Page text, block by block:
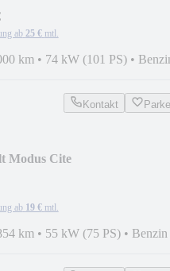
ab 25 € mtl.
km • 74 kW (101 PS) •
Kontakt
Modus Cite
ab 19 € mtl.
km • 55 kW (75 PS) • Benzin